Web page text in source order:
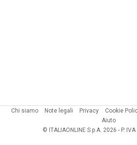
Chi siamo Note legali Privacy Cookie
Aiuto
© ITALIAONLINE S.p.A. 2026 - P.